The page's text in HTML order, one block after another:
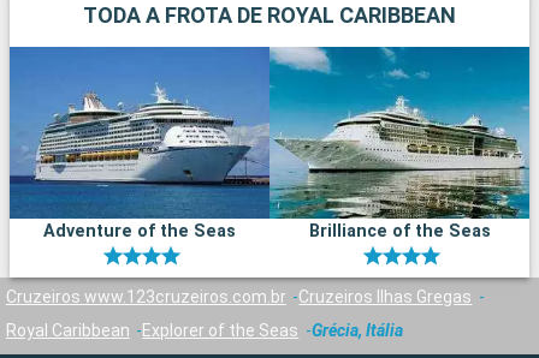
TODA A FROTA DE ROYAL CARIBBEAN
Adventure of the Seas Brilliance of the Seas
Cruzeiros www.123cruzeiros.com.br
Cruzeiros Ilhas Gregas
Royal Caribbean
Explorer of the Seas Grécia, Itália